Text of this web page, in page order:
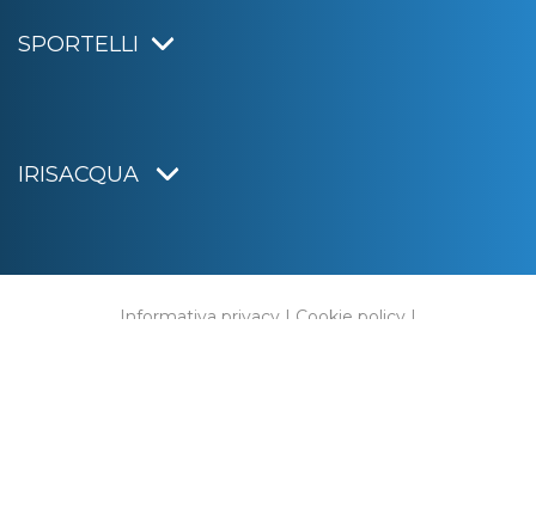
SPORTELLI
IRISACQUA
Informativa privacy | Cookie policy |